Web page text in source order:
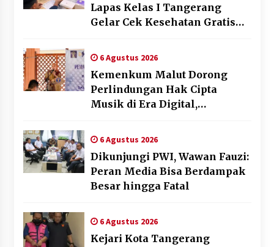
Lapas Kelas I Tangerang
Gelar Cek Kesehatan Gratis
6 Agustus 2026
Kemenkum Malut Dorong
Perlindungan Hak Cipta
Musik di Era Digital,
Gratis dan Penguatan Royalti
6 Agustus 2026
Dikunjungi PWI, Wawan Fauzi:
Peran Media Bisa Berdampak
Besar hingga Fatal
6 Agustus 2026
Kejari Kota Tangerang